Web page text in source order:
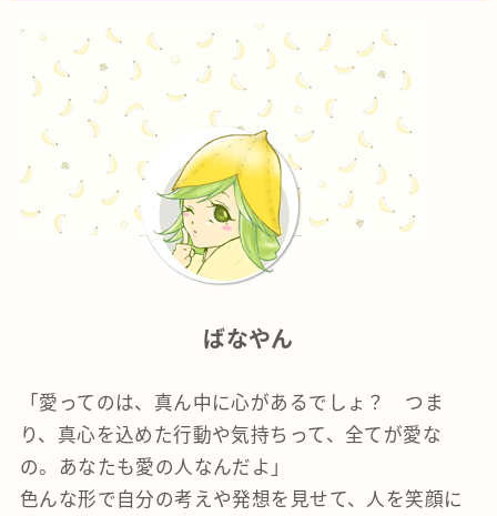
ばなやん
「愛ってのは、真ん中に心があるでしょ？ つま
り、真心を込めた行動や気持ちって、全てが愛な
の。あなたも愛の人なんだよ」
色んな形で自分の考えや発想を見せて、人を笑顔に